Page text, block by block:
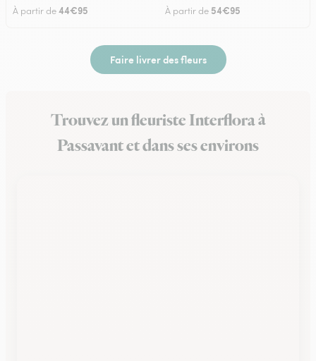
À partir de44€95 À partir de 54€95
Faire livrer des fleurs
Trouvez un fleuriste Interflora à
Passavant et dans ses environs